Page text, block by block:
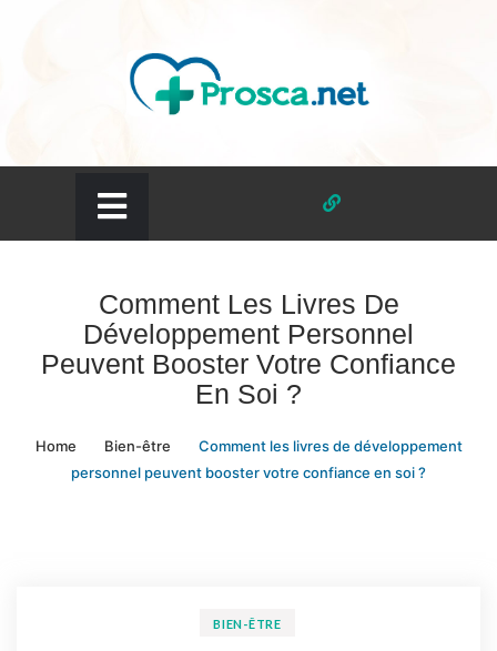
prosca.net
Comment Les Livres De
Développement Personnel
Peuvent Booster Votre Confiance
En Soi ?
Home Bien-être
Comment les livres de développement
personnel peuvent booster votre confiance en soi ?
BIEN-ÊTRE